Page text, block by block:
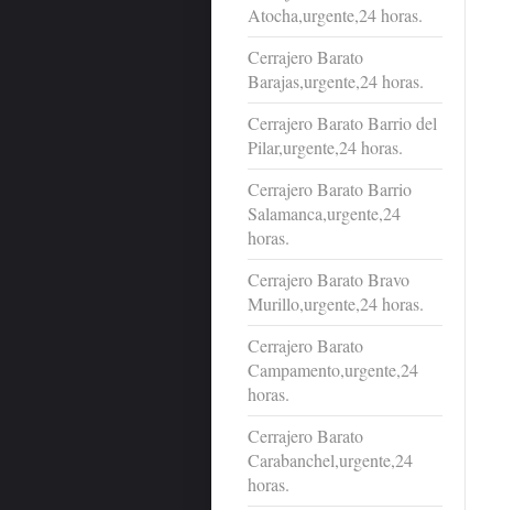
Atocha,urgente,24 horas.
Cerrajero Barato
Barajas,urgente,24 horas.
Cerrajero Barato Barrio del
Pilar,urgente,24 horas.
Cerrajero Barato Barrio
Salamanca,urgente,24
horas.
Cerrajero Barato Bravo
Murillo,urgente,24 horas.
Cerrajero Barato
Campamento,urgente,24
horas.
Cerrajero Barato
Carabanchel,urgente,24
horas.